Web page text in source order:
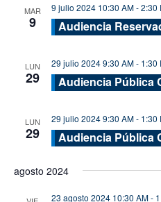
MAR
9
9 julio 2024 10:30 AM-2:30
Audiencia
LUN
29
29 julio 2024 9:30 AM- 1:30
Audiencia Pública
LUN
29
29 julio 2024 9:30 AM- 1:30
Audiencia Pública
agosto 2024
23 agosto 2024 10:30 AM-